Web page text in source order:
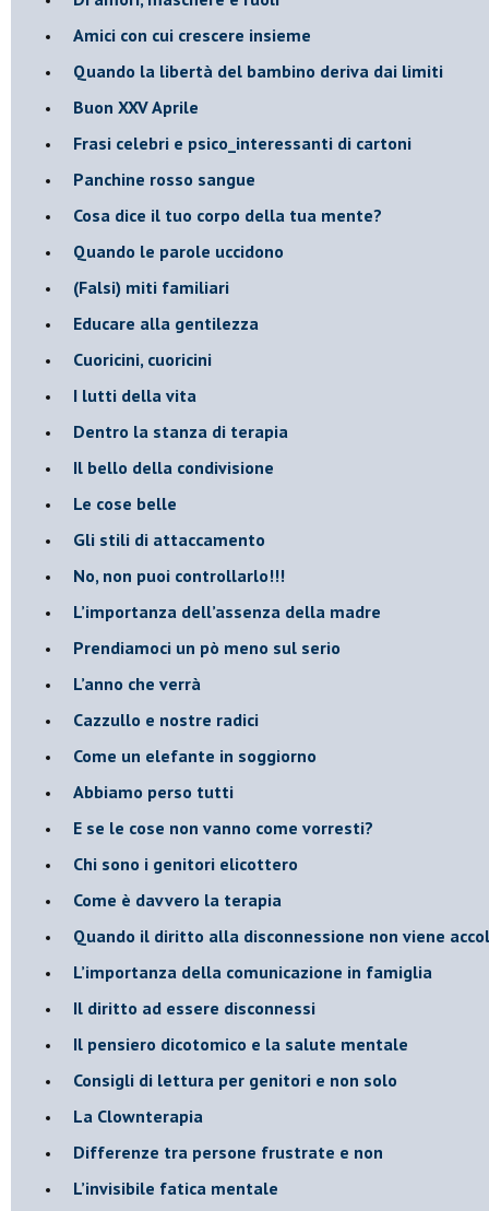
​Amici con cui crescere insieme
​Quando la libertà del bambino deriva dai limiti
Buon XXV Aprile
​Frasi celebri e psico_interessanti di cartoni
​Panchine rosso sangue
​Cosa dice il tuo corpo della tua mente?
​Quando le parole uccidono
​(Falsi) miti familiari
​Educare alla gentilezza
​Cuoricini, cuoricini
I lutti della vita
​Dentro la stanza di terapia
​Il bello della condivisione
Le cose belle
​Gli stili di attaccamento
No, non puoi controllarlo!!!
​L’importanza dell’assenza della madre
​Prendiamoci un pò meno sul serio
​L’anno che verrà
​Cazzullo e nostre radici
​Come un elefante in soggiorno
​Abbiamo perso tutti
E se le cose non vanno come vorresti?
​Chi sono i genitori elicottero
Come è davvero la terapia
Quando il diritto alla disconnessione non viene
​L’importanza della comunicazione in famiglia
​Il diritto ad essere disconnessi
​Il pensiero dicotomico e la salute mentale
​Consigli di lettura per genitori e non solo
​La Clownterapia
​Differenze tra persone frustrate e non
L’invisibile fatica mentale